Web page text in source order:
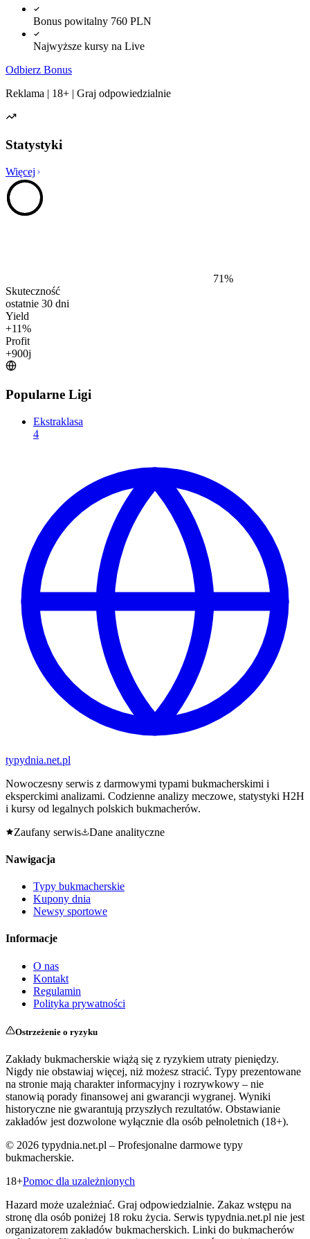
Bonus powitalny 760 PLN
Najwyższe kursy na Live
Odbierz Bonus
Reklama | 18+ | Graj odpowiedzialnie
Statystyki
Więcej
71%
Skuteczność
ostatnie 30 dni
Yield
+11%
Profit
+900j
Popularne Ligi
Ekstraklasa
4
typydnia.net.pl
Nowoczesny serwis z darmowymi typami bukmacherskimi i
eksperckimi analizami. Codzienne analizy meczowe, statystyki H2H
i kursy od legalnych polskich bukmacherów.
Zaufany serwis
Dane analityczne
Nawigacja
Typy bukmacherskie
Kupony dnia
Newsy sportowe
Informacje
O nas
Kontakt
Regulamin
Polityka prywatności
Ostrzeżenie o ryzyku
Zakłady bukmacherskie wiążą się z ryzykiem utraty pieniędzy.
Nigdy nie obstawiaj więcej, niż możesz stracić. Typy prezentowane
na stronie mają charakter informacyjny i rozrywkowy – nie
stanowią porady finansowej ani gwarancji wygranej. Wyniki
historyczne nie gwarantują przyszłych rezultatów. Obstawianie
zakładów jest dozwolone wyłącznie dla osób pełnoletnich (18+).
© 2026 typydnia.net.pl – Profesjonalne darmowe typy
bukmacherskie.
18+Pomoc dla uzależnionych
Hazard może uzależniać. Graj odpowiedzialnie. Zakaz wstępu na
stronę dla osób poniżej 18 roku życia. Serwis typydnia.net.pl nie jest
organizatorem zakładów bukmacherskich. Linki do bukmacherów